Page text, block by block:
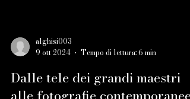
alghisi003
9 ott 2024
Tempo di lettura: 6 min